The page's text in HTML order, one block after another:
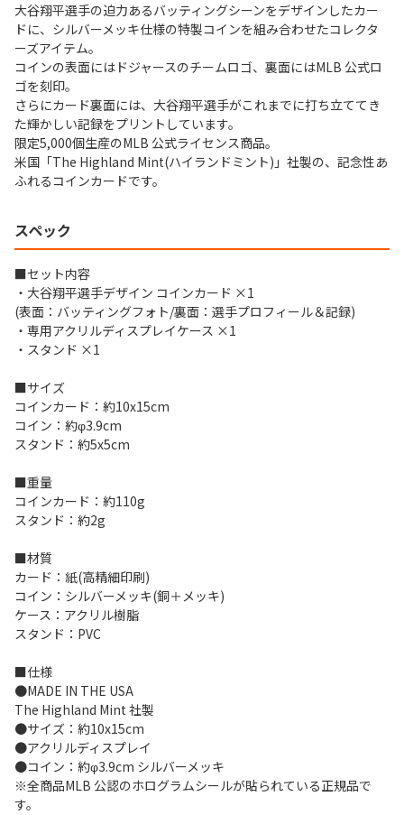
大谷翔平選手の迫力あるバッティングシーンをデザインしたカー
ドに、シルバーメッキ仕様の特製コインを組み合わせたコレクタ
ーズアイテム。
コインの表面にはドジャースのチームロゴ、裏面にはMLB 公式ロ
ゴを刻印。
さらにカード裏面には、大谷翔平選手がこれまでに打ち立ててき
た輝かしい記録をプリントしています。
限定5,000個生産のMLB 公式ライセンス商品。
米国「The Highland Mint(ハイランドミント)」社製の、記念性あ
ふれるコインカードです。
スペック
■セット内容
・大谷翔平選手デザイン コインカード ×1
(表面：バッティングフォト/裏面：選手プロフィール＆記録)
・専用アクリルディスプレイケース ×1
・スタンド ×1
■サイズ
コインカード：約10x15cm
コイン：約φ3.9cm
スタンド：約5x5cm
■重量
コインカード：約110g
スタンド：約2g
■材質
カード：紙(高精細印刷)
コイン：シルバーメッキ(銅＋メッキ)
ケース：アクリル樹脂
スタンド：PVC
■仕様
●MADE IN THE USA
The Highland Mint 社製
●サイズ：約10x15cm
●アクリルディスプレイ
●コイン：約φ3.9cm シルバーメッキ
※全商品MLB 公認のホログラムシールが貼られている正規品で
す。